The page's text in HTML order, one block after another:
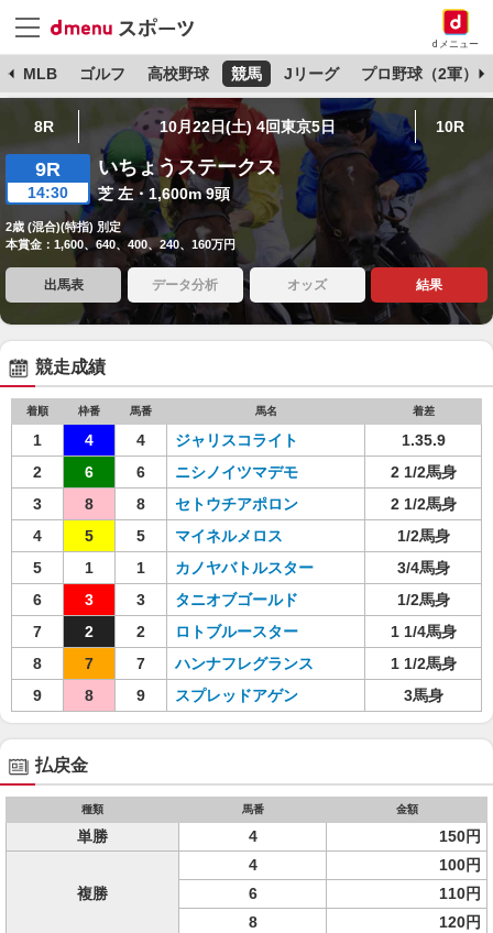
dメニュー
MLB ゴルフ 高校野球 競馬 Jリーグ プロ野球（2軍）
8R 10月22日(土) 4回東京5日 10R
9R
14:30
いちょうステークス
芝 左・1,600m 9頭
2歳 (混合)(特指) 別定
本賞金：1,600、640、400、240、160万円
出馬表 データ分析 オッズ 結果
競走成績
着順 枠番 馬番 馬名 着差
1 4 4 ジャリスコライト
1.35.9
2
6 6 ニシノイツマデモ
2 1/2馬身
3
8 8 セトウチアポロン
2 1/2馬身
4
5 5 マイネルメロス
1/2馬身
5
1 1 カノヤバトルスター
3/4馬身
6
3 3 タニオブゴールド
1/2馬身
7
2 2 ロトブルースター
1 1/4馬身
8
7 7 ハンナフレグランス
1 1/2馬身
9
8 9 スプレッドアゲン 3馬身
払戻金
種類 馬番 金額
単勝 4 150円
複勝
4
100円
6
110円
8
120円